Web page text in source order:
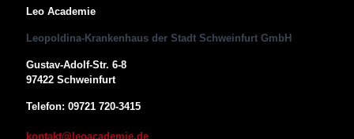
Leo Academie
Leopoldina-Krankenhaus der Stadt Schweinfurt GmbH
Gustav-Adolf-Str. 6-8
97422 Schweinfurt
Telefon: 09721 720-3415
kontakt@leoacademie.de